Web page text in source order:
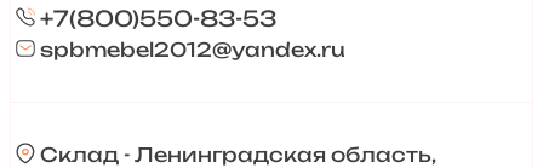
+7(800)550-83-53
spbmebel2012@yandex.ru
Склад - Ленинградская область,